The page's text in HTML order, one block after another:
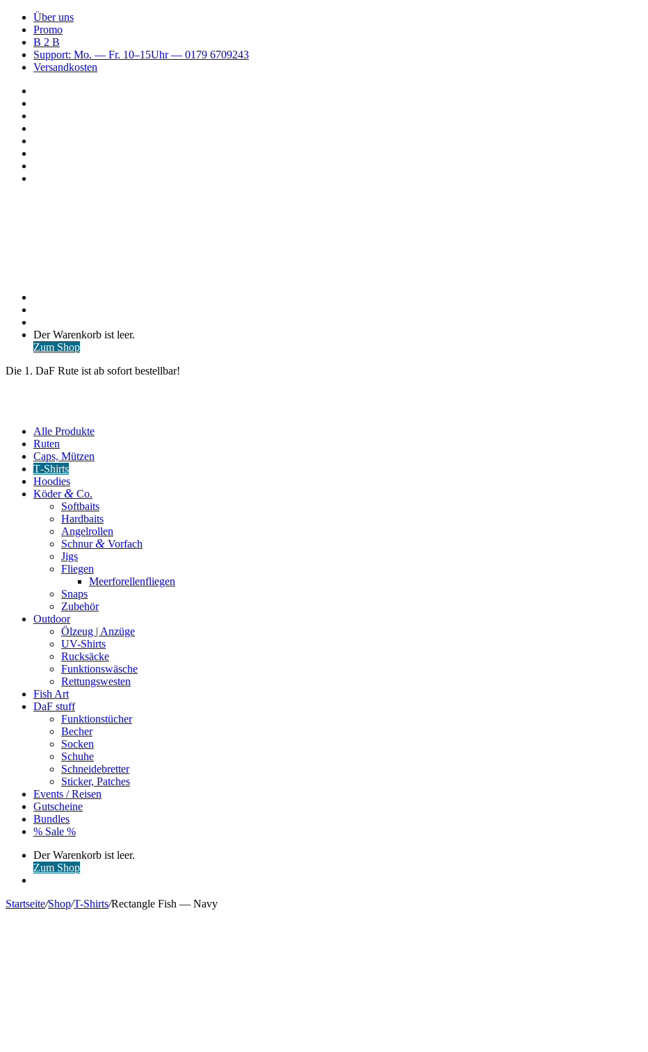
Über uns
Promo
B 2 B
Support: Mo. — Fr. 10–15Uhr — 0179 6709243
Versandkosten
Warenkorb
ansehen
Der Warenkorb ist leer.
Zum Shop
Die 1. DaF Rute ist ab sofort bestellbar!
Alle Produkte
Ruten
Caps, Mützen
T‑Shirts
Hoodies
Köder& Co.
Softbaits
Hardbaits
Angelrollen
Schnur& Vorfach
Jigs
Fliegen
Meerforellenfliegen
Snaps
Zubehör
Outdoor
Ölzeug | Anzüge
UV-Shirts
Rucksäcke
Funktionswäsche
Rettungswesten
Fish Art
DaF stuff
Funktionstücher
Becher
Socken
Schuhe
Schneidebretter
Sticker, Patches
Events / Reisen
Gutscheine
Bundles
% Sale %
Warenkorb
ansehen
Der Warenkorb ist leer.
Zum Shop
Startseite/Shop/T-Shirts/Rectangle Fish — Navy